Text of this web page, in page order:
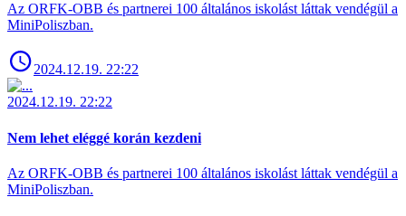
Az ORFK-OBB és partnerei 100 általános iskolást láttak vendégül a
MiniPoliszban.
2024.12.19. 22:22
2024.12.19. 22:22
Nem lehet eléggé korán kezdeni
Az ORFK-OBB és partnerei 100 általános iskolást láttak vendégül a
MiniPoliszban.